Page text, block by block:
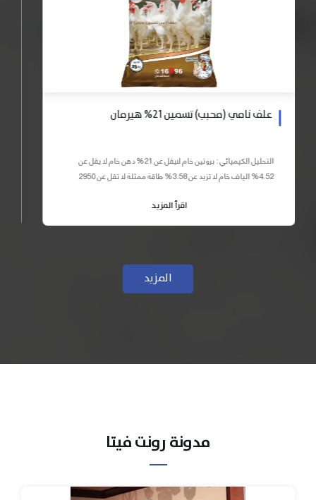
علف نامي (محبب) تسمين 21% هيرمان
التحليل الكيميائي : بروتين خام لايقل عن 21% دهن خام لا يقل عن
4.52% الياف خام لا تزيد عن 3.58% طاقة ممثلة لا تقل عن 2950
اقرأ المزيد
المزيد
مدونة رونت فيتا